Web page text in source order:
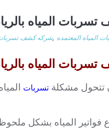
المياه
المياه المعتمده ,شركه كشف تسربات
المياه بالرياض
مشكلة تسربات
فواتير المياه بشكل